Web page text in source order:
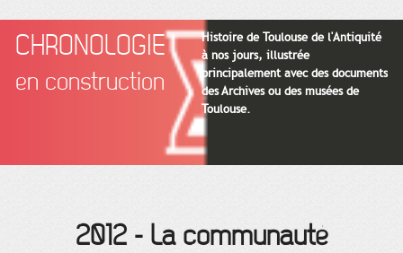
CHRONOLOGIE
en construction
Histoire de Toulouse de l'Antiquité
à nos jours, illustrée
principalement avec des documents
des Archives ou des musées de
Toulouse.
2012- La communauté